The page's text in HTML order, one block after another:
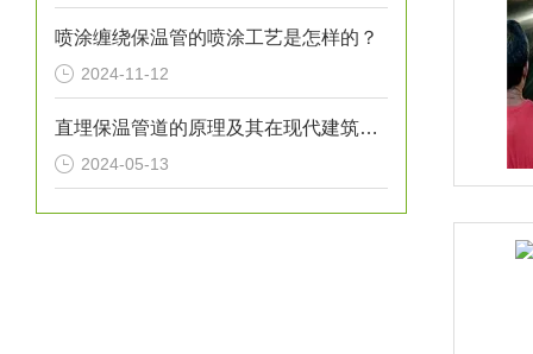
喷涂缠绕保温管的喷涂工艺是怎样的？
2024-11-12
直埋保温管道的原理及其在现代建筑中的应用
2024-05-13